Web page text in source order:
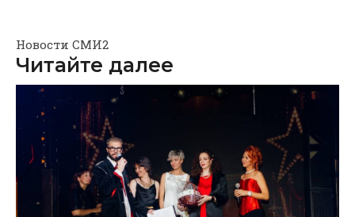
Новости СМИ2
Читайте далее